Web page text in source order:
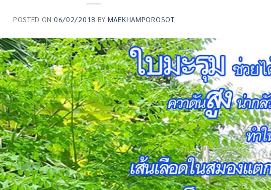
POSTED ON 06/02/2018 BY MAEKHAMPOROSOT